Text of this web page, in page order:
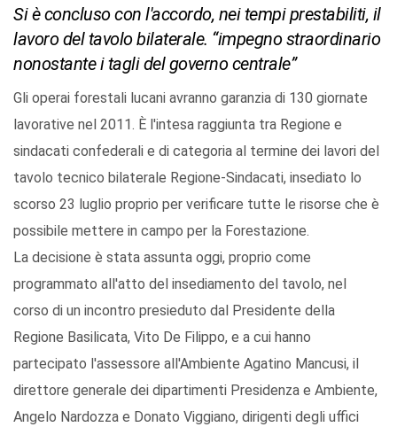
Si è concluso con l'accordo, nei tempi prestabiliti, il
lavoro del tavolo bilaterale. “impegno straordinario
nonostante i tagli del governo centrale”
Gli operai forestali lucani avranno garanzia di 130 giornate
lavorative nel 2011. È l'intesa raggiunta tra Regione e
sindacati confederali e di categoria al termine dei lavori del
tavolo tecnico bilaterale Regione-Sindacati, insediato lo
scorso 23 luglio proprio per verificare tutte le risorse che è
possibile mettere in campo per la Forestazione.
La decisione è stata assunta oggi, proprio come
programmato all'atto del insediamento del tavolo, nel
corso di un incontro presieduto dal Presidente della
Regione Basilicata, Vito De Filippo, e a cui hanno
partecipato l'assessore all'Ambiente Agatino Mancusi, il
direttore generale dei dipartimenti Presidenza e Ambiente,
Angelo Nardozza e Donato Viggiano, dirigenti degli uffici